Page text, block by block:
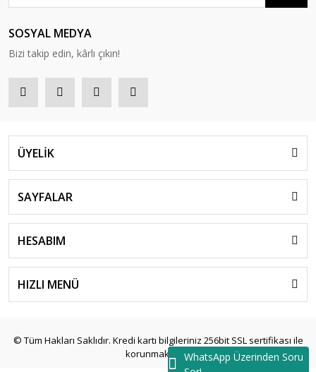
WhatsApp Üzerinden Soru
SOSYAL MEDYA
Bizi takip edin, kârlı çıkın!
ÜYELİK
SAYFALAR
HESABIM
HIZLI MENÜ
© Tüm Hakları Saklıdır. Kredi kartı bilgileriniz 256bit SSL sertifikası ile
korunmaktadır.